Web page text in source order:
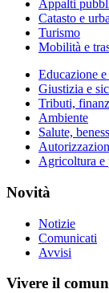
Appalti
Catasto e
Turismo
Mobilità e
Educazione
Giustizia e
Tributi,
Ambiente
Salute,
Agricoltura e
Novità
Notizie
Comunicati
Avvisi
Vivere il